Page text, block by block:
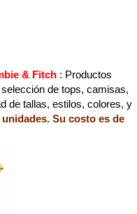
& Fitch : Productos
de tops, camisas,
de tallas, estilos, colores, y
Su costo es de